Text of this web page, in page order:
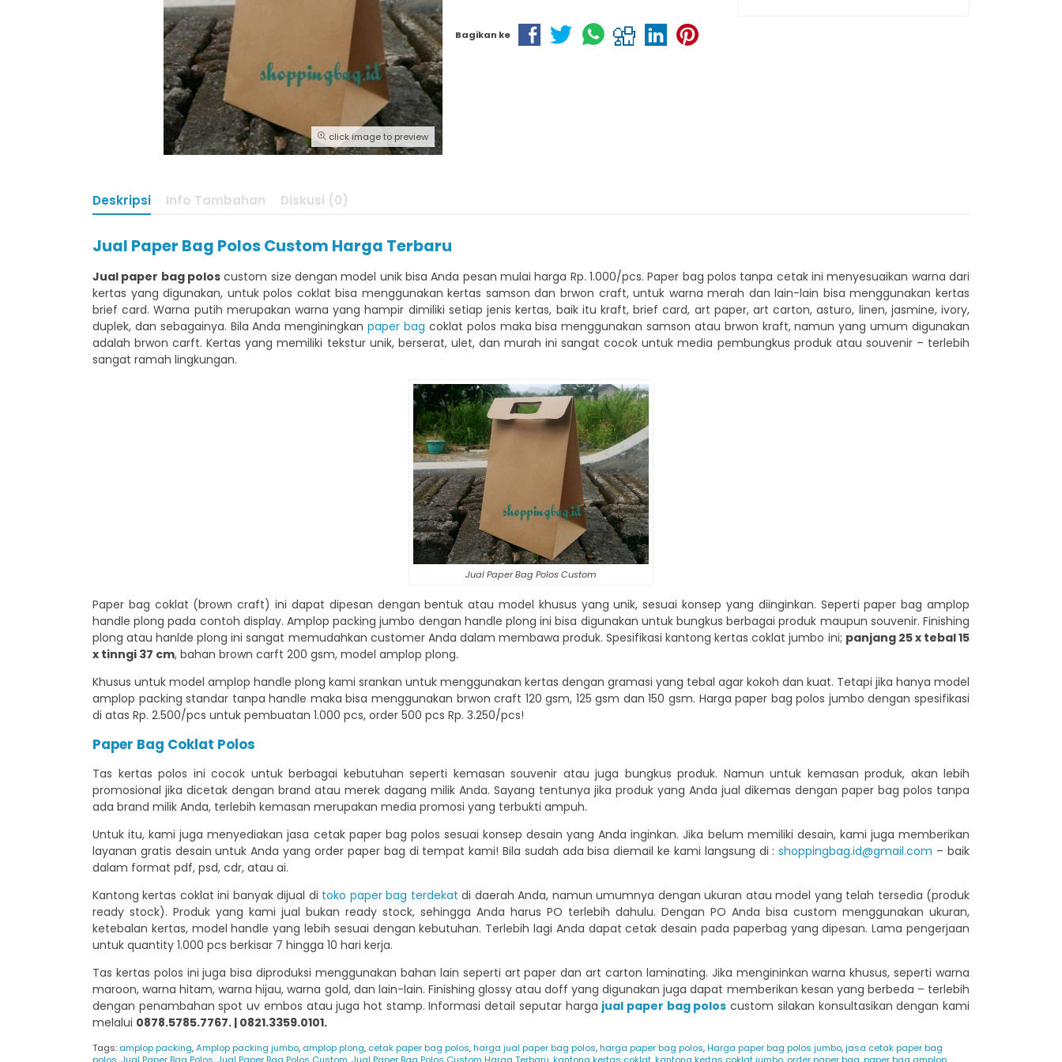
click image to preview
Bagikan ke
Deskripsi Info Tambahan Diskusi (0)
Jual Paper Bag Polos Custom Harga Terbaru
Jual paper bag polos custom size dengan model unik bisa Anda pesan mulai harga Rp. 1.000/pcs. Paper bag polos tanpa cetak ini menyesuaikan warna dari
kertas yang digunakan, untuk polos coklat bisa menggunakan kertas samson dan brwon craft, untuk warna merah dan lain-lain bisa menggunakan kertas
brief card. Warna putih merupakan warna yang hampir dimiliki setiap jenis kertas, baik itu kraft, brief card, art paper, art carton, asturo, linen, jasmine, ivory,
duplek, dan sebagainya. Bila Anda menginingkanpaper bag coklat polos maka bisa menggunakan samson atau brwon kraft, namun yang umum digunakan
adalah brwon carft. Kertas yang memiliki tekstur unik, berserat, ulet, dan murah ini sangat cocok untuk media pembungkus produk atau souvenir – terlebih
sangat ramah lingkungan.
Jual Paper Bag Polos Custom
Paper bag coklat (brown craft) ini dapat dipesan dengan bentuk atau model khusus yang unik, sesuai konsep yang diinginkan. Seperti paper bag amplop
handle plong pada contoh display. Amplop packing jumbo dengan handle plong ini bisa digunakan untuk bungkus berbagai produk maupun souvenir. Finishing
plong atau hanlde plong ini sangat memudahkan customer Anda dalam membawa produk. Spesifikasi kantong kertas coklat jumbo ini; panjang 25 x tebal 15
x tinngi 37 cm, bahan brown carft 200 gsm, model amplop plong.
Khusus untuk model amplop handle plong kami srankan untuk menggunakan kertas dengan gramasi yang tebal agar kokoh dan kuat. Tetapi jika hanya model
amplop packing standar tanpa handle maka bisa menggunakan brwon craft 120 gsm, 125 gsm dan 150 gsm. Harga paper bag polos jumbo dengan spesifikasi
di atas Rp. 2.500/pcs untuk pembuatan 1.000 pcs, order 500 pcs Rp. 3.250/pcs!
Paper Bag Coklat Polos
Tas kertas polos ini cocok untuk berbagai kebutuhan seperti kemasan souvenir atau juga bungkus produk. Namun untuk kemasan produk, akan lebih
promosional jika dicetak dengan brand atau merek dagang milik Anda. Sayang tentunya jika produk yang Anda jual dikemas dengan paper bag polos tanpa
ada brand milik Anda, terlebih kemasan merupakan media promosi yang terbukti ampuh.
Untuk itu, kami juga menyediakan jasa cetak paper bag polos sesuai konsep desain yang Anda inginkan. Jika belum memiliki desain, kami juga memberikan
layanan gratis desain untuk Anda yang order paper bag di tempat kami! Bila sudah ada bisa diemail ke kami langsung di :shoppingbag.id@gmail.com – baik
dalam format pdf, psd, cdr, atau ai.
Kantong kertas coklat ini banyak dijual di toko paper bag terdekat di daerah Anda, namun umumnya dengan ukuran atau model yang telah tersedia (produk
ready stock). Produk yang kami jual bukan ready stock, sehingga Anda harus PO terlebih dahulu. Dengan PO Anda bisa custom menggunakan ukuran,
ketebalan kertas, model handle yang lebih sesuai dengan kebutuhan. Terlebih lagi Anda dapat cetak desain pada paperbag yang dipesan. Lama pengerjaan
untuk quantity 1.000 pcs berkisar 7 hingga 10 hari kerja.
Tas kertas polos ini juga bisa diproduksi menggunakan bahan lain seperti art paper dan art carton laminating. Jika mengininkan warna khusus, seperti warna
maroon, warna hitam, warna hijau, warna gold, dan lain-lain. Finishing glossy atau doff yang digunakan juga dapat memberikan kesan yang berbeda – terlebih
dengan penambahan spot uv embos atau juga hot stamp. Informasi detail seputar harga jual paper bag polos custom silakan konsultasikan dengan kami
melalui 0878.5785.7767. | 0821.3359.0101.
Tags: amplop packing,Amplop packing jumbo, amplop plong, cetak paper bag polos,harga jual paper bag polos,harga paper bag polos,Harga paper bag polos jumbo,jasa cetak paper bag